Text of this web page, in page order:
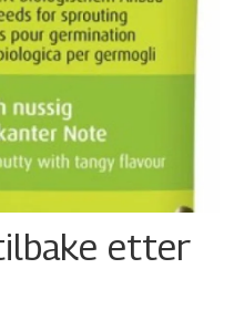
etter